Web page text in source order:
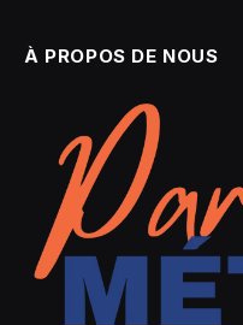
À PROPOS DE NOUS